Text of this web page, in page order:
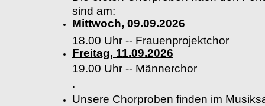
sind am:
Mittwoch, 09.09.2026
18.00 Uhr -- Frauenprojektchor
Freitag, 11.09.2026
19.00 Uhr -- Männerchor
.
Unsere Chorproben finden im